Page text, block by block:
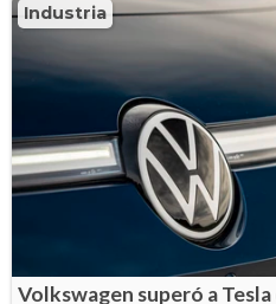
Industria
Volkswagen superó a Tesla